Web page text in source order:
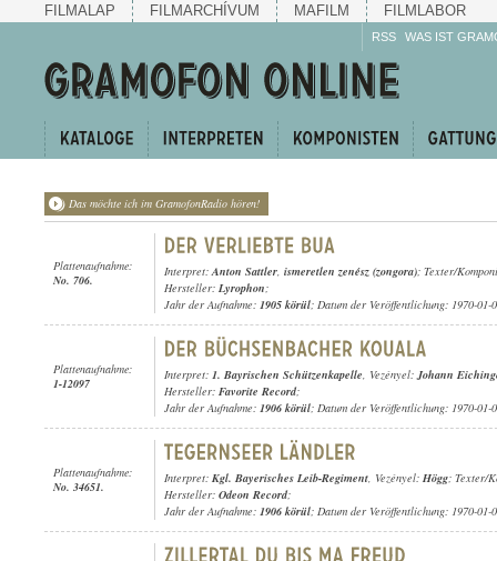
FILMALAP FILMARCHÍVUM MAFILM FILMLABOR
RSS WAS IST
Das möchte ich im GramofonRadio hören!
Plattenaufnahme:
No. 706.
Interpret:Anton Sattler, ismeretlen zenész (zongora); Texter/
Hersteller: Lyrophon;
Jahr der Aufnahme: 1905 körül; Datum der Veröffentlichung: 1970-01-
Plattenaufnahme:
1-12097
Interpret: 1. Bayrischen Schützenkapelle, Vezényel:Johann
Hersteller: Favorite Record;
Jahr der Aufnahme: 1906 körül; Datum der Veröffentlichung: 1970-01-
Plattenaufnahme:
No. 34651.
Interpret: Kgl. Bayerisches Leib-Regiment, Vezényel: Högg; Texter/
Hersteller: Odeon Record;
Jahr der Aufnahme: 1906 körül; Datum der Veröffentlichung: 1970-01-